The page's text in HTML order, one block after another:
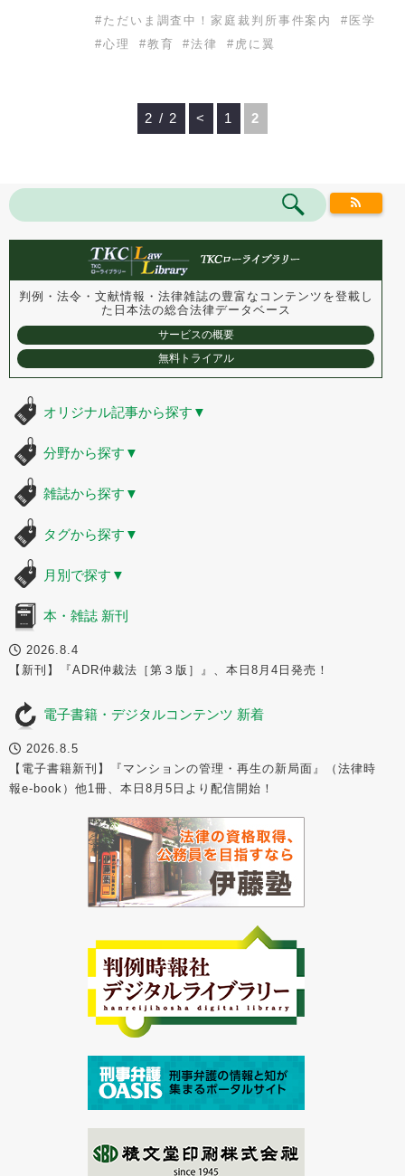
# ただいま調査中！家庭裁判所事件案内 # 医学
#心理 #教育 #法律 # 虎に翼
2 / 2 < 1 2
判例・法令・文献情報・法律雑誌の豊富なコンテンツを登載し
た 日本法の総合法律データベース
サービスの概要
無料トライアル
オリジナル記事から探す ▼
分野から探す ▼
雑誌から探す ▼
タグから探す ▼
月別で探す ▼
本・雑誌 新刊
2026.8.4
【新刊】『ADR仲裁法［第３版］』、本日8月4日発売！
電子書籍・デジタルコンテンツ 新着
2026.8.5
【電子書籍新刊】『マンションの管理・再生の新局面』（法律時
報e-book）他1冊、本日8月5日より配信開始！